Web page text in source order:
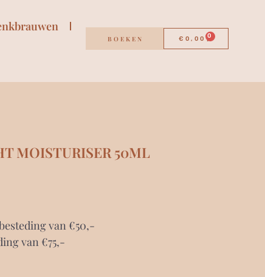
BOEKEN €0,00 0
MOISTURISER 50ML
van €50,-
van €75,-